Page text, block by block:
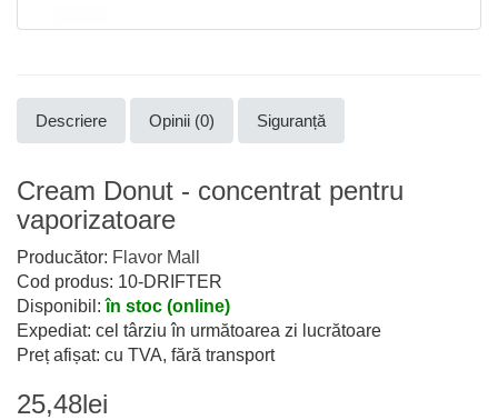
Descriere Opinii (0) Siguranță
Cream Donut - concentrat pentru
vaporizatoare
Producător: Flavor Mall
Cod produs: 10-DRIFTER
Disponibil:în stoc (online)
Expediat: cel târziu în următoarea zi lucrătoare
Preț afișat: cu TVA, fără transport
25,48lei